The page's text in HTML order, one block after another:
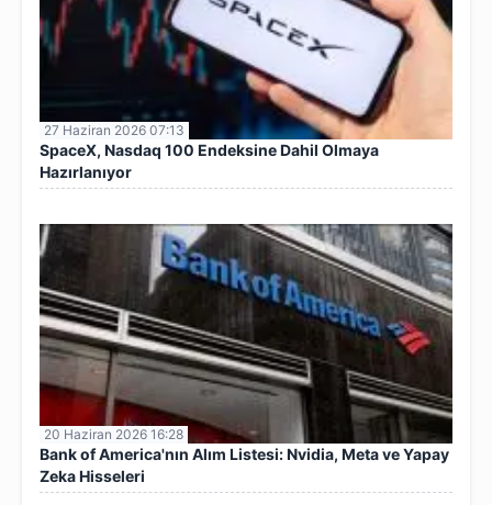
27 Haziran 2026 07:13
SpaceX, Nasdaq 100 Endeksine Dahil Olmaya
Hazırlanıyor
20 Haziran 2026 16:28
Bank of America'nın Alım Listesi: Nvidia, Meta ve Yapay
Zeka Hisseleri